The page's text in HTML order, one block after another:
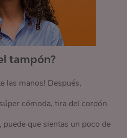
tampón?
las manos! Después,
cómoda, tira del cordón
puede que sientas un poco de